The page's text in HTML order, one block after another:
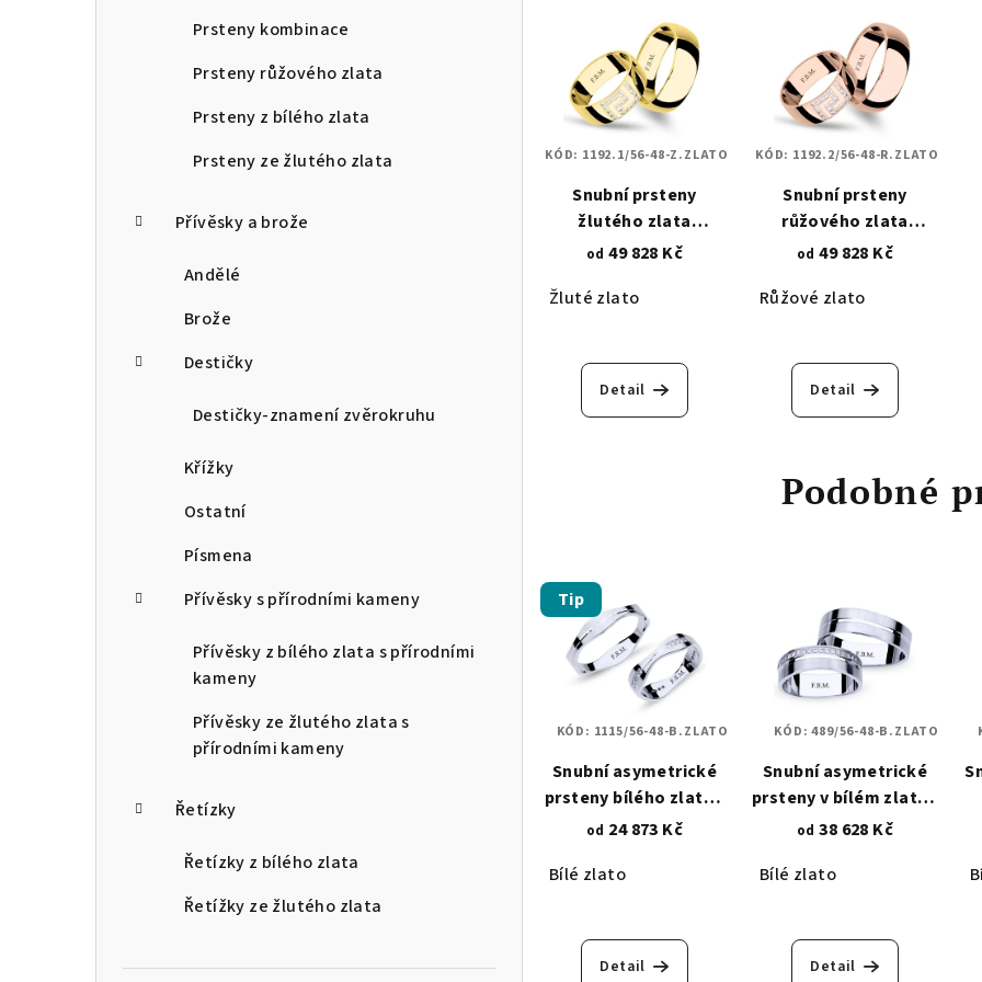
Prsteny kombinace
Prsteny růžového zlata
Prsteny z bílého zlata
Prsteny ze žlutého zlata
Přívěsky a brože
Andělé
Brože
Destičky
Destičky-znamení zvěrokruhu
Křížky
Ostatní
Písmena
Přívěsky s přírodními kameny
Přívěsky z bílého zlata s přírodními
kameny
Přívěsky ze žlutého zlata s
přírodními kameny
Řetízky
Řetízky z bílého zlata
Řetížky ze žlutého zlata
Snubní prsteny
žlutého zlata
vysokého lesku -
zirkony 1192.1
od 49 828 Kč
Žluté zlato
Detail
KÓD: 1192.1/56-48-Z.ZLATO
Snubní prsteny
růžového zlata
vysokého lesku -
zirkony 1192.2
od 49 828 Kč
Růžové zlato
Detail
KÓD: 1192.2/56-48-R.ZLATO
Podobné
Tip
Snubní asymetrické
prsteny bílého zlata -
matný lesk se zirkony
od 24 873 Kč
Bílé zlato
Detail
KÓD: 1115/56-48-B.ZLATO
Snubní asymetrické
prsteny v bílém zlatě -
se zirkony 489
od 38 628 Kč
Bílé zlato
Detail
KÓD:489/56-48-B.ZLATO